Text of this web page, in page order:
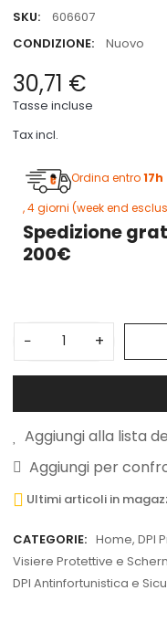
SKU:
606607
CONDIZIONE:
Nuovo
30,71 €
Tasse incluse
Tax incl.
Ordina entro
4 giorni (week end
Spedizione
200€
− +
Aggiungi alla lista
Aggiungi per
Ultimi articoli in
CATEGORIE: Home, DPI
Visiere Protettive e
DPI Antinfortunistica e